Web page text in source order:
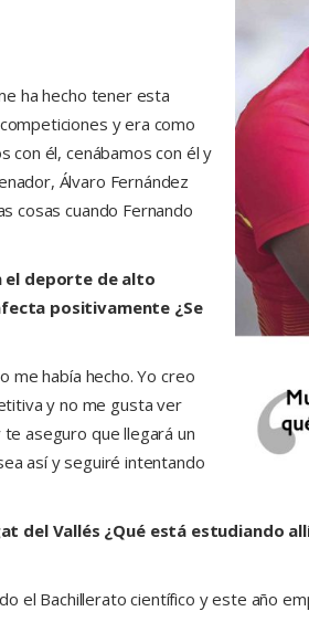
ha hecho tener esta
y era como
con él, cenábamos con él y
Álvaro Fernández
cosas cuando Fernando
el deporte de alto
positivamente ¿Se
me había hecho. Yo creo
y no me gusta ver
aseguro que llegará un
así y seguiré intentando
del Vallés ¿Qué está estudiando
el Bachillerato científico y este año